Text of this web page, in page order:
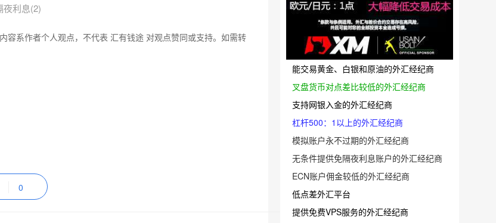
夜利息(2)
容系作者个人观点，不代表 汇有钱途 对观点赞同或支持。如需转
0
能交易黄金、白银和原油的外汇经纪商
叉盘货币对点差比较低的外汇经纪商
支持网银入金的外汇经纪商
杠杆500：1以上的外汇经纪商
模拟账户永不过期的外汇经纪商
无条件提供免隔夜利息账户的外汇经纪商
ECN账户佣金较低的外汇经纪商
低点差外汇平台
提供免费VPS服务的外汇经纪商